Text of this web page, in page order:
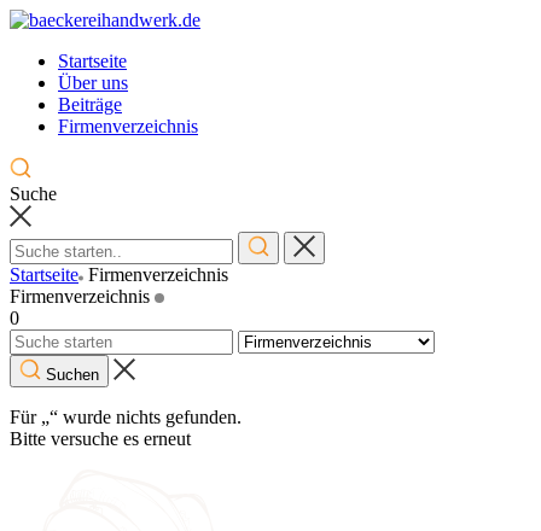
Skip
contentStartseite
Über uns
Beiträge
Firmenverzeichnis
Suche
Startseite Firmenverzeichnis
Firmenverzeichnis
0
Suchen
Für „“ wurde nichts gefunden.
Bitte versuche es erneut